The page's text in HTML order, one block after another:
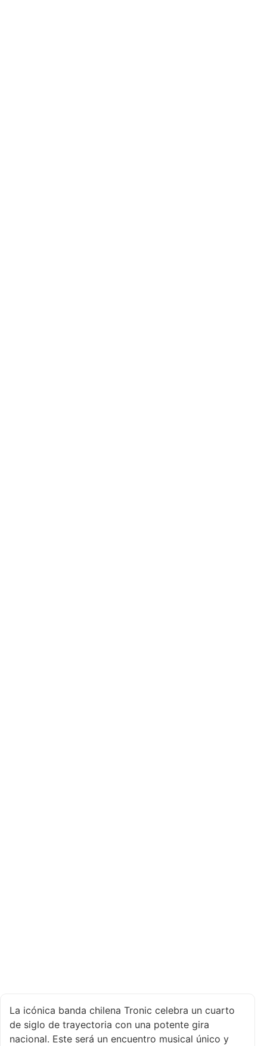
La icónica banda chilena Tronic celebra un cuarto
de siglo de trayectoria con una potente gira
nacional. Este será un encuentro musical único y